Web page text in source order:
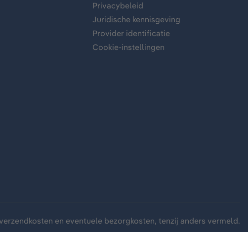
Privacybeleid
Juridische kennisgeving
Provider identificatie
Cookie-instellingen
en eventuele bezorgkosten, tenzij anders vermeld.